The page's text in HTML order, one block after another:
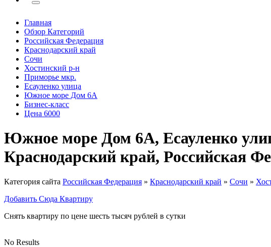
Главная
Обзор Категорий
Российская Федерация
Краснодарский край
Сочи
Хостинский р-н
Приморье мкр.
Есауленко улица
Южное море Дом 6А
Бизнес-класс
Цена 6000
Южное море Дом 6А, Есауленко
Краснодарский край, Российская
Категория сайта Российская Федерация » Краснодарский край » Сочи »
Добавить Сюда Квартиру
Снять квартиру по цене шесть тысяч рублей в сутки
No Results